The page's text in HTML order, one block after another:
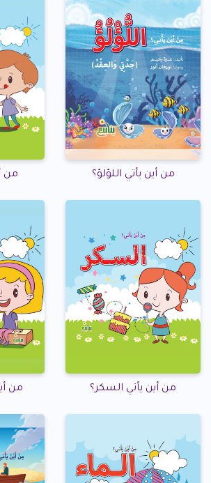
من أين يأتي اللؤلؤ؟ من
من أين يأتي السكر؟ من